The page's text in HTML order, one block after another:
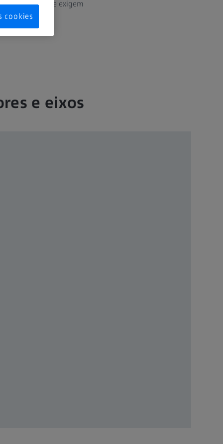
restritas que exigem
definem o
e à
e eixos
cookies